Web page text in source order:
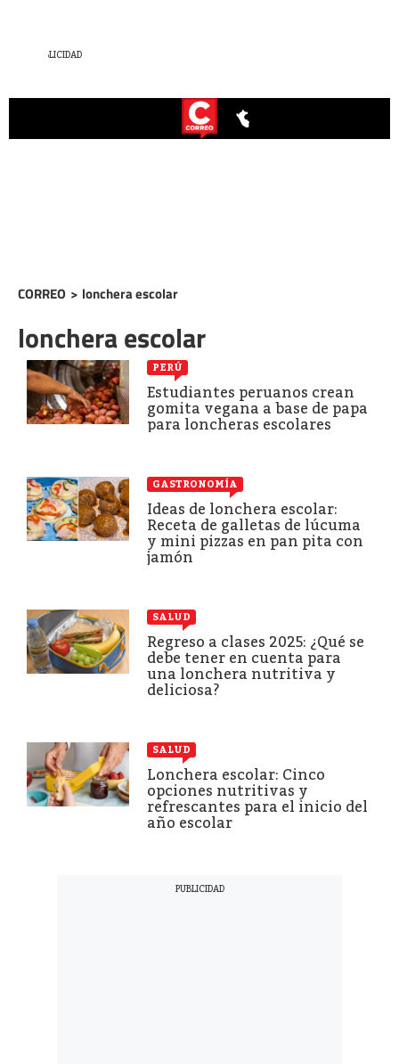
CORREO > lonchera escolar
lonchera escolar
PERÚ
Estudiantes peruanos crean
gomita vegana a base de papa
para loncheras escolares
GASTRONOMÍA
Ideas de lonchera escolar:
Receta de galletas de lúcuma
y mini pizzas en pan pita con
jamón
SALUD
Regreso a clases 2025: ¿Qué se
debe tener en cuenta para
una lonchera nutritiva y
deliciosa?
SALUD
Lonchera escolar: Cinco
opciones nutritivas y
refrescantes para el inicio del
año escolar